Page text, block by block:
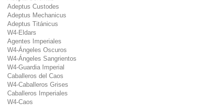
Adeptus Custodes
Adeptus Mechanicus
Adeptus Titánicus
W4-Eldars
Agentes Imperiales
W4-Ángeles Oscuros
W4-Ángeles Sangrientos
W4-Guardia Imperial
Caballeros del Caos
W4-Caballeros Grises
Caballeros Imperiales
W4-Caos